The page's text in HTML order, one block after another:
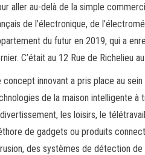
aller au-delà de la simple
de l’électronique, de
du futur en 2019, qui a
C’était au 12 Rue de Richelieu
concept innovant a pris place au
de la maison intelligente à
les loisirs, le
de gadgets ou produits
des systèmes de détection